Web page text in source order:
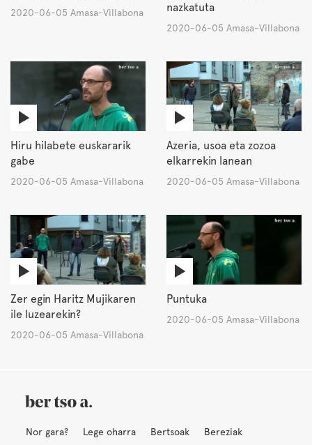
2020-06-05 Amasa-Villabona
nazkatuta
2020-06-05 Amasa-Villabona
Hiru hilabete euskararik
gabe
2020-06-05 Amasa-Villabona
Azeria, usoa eta zozoa
elkarrekin lanean
2020-06-05 Amasa-Villabona
Zer egin Haritz Mujikaren
ile luzearekin?
2020-06-05 Amasa-Villabona
Puntuka
2020-06-05 Amasa-Villabona
Nor gara? Lege oharra Bertsoak
Bereziak